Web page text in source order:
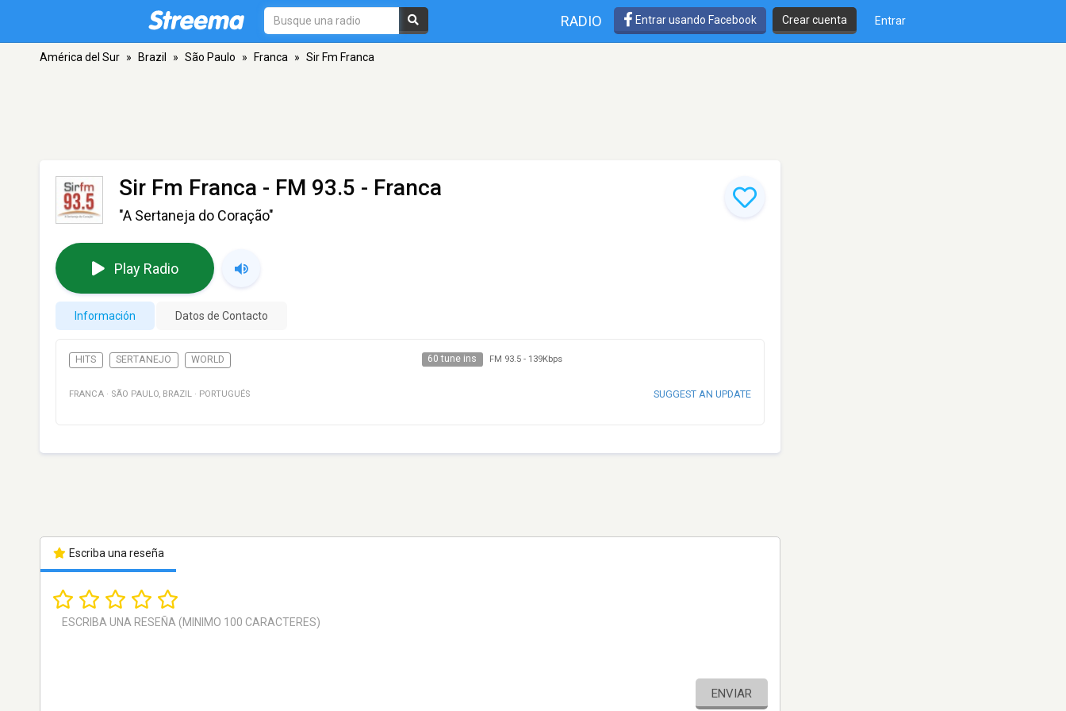
RADIO Entrar usando Facebook Crear cuenta Entrar
América del Sur » Brazil » São Paulo » Franca » Sir Fm Franca
Sir Fm Franca - FM 93.5 - Franca
"A Sertaneja do Coração"
Play Radio
Información Datos de Contacto
HITS SERTANEJO WORLD 60 tune ins FM 93.5- 139Kbps
FRANCA · SÃO PAULO, BRAZIL · PORTUGUÉS SUGGEST AN UPDATE
Escriba una reseña
ENVIAR